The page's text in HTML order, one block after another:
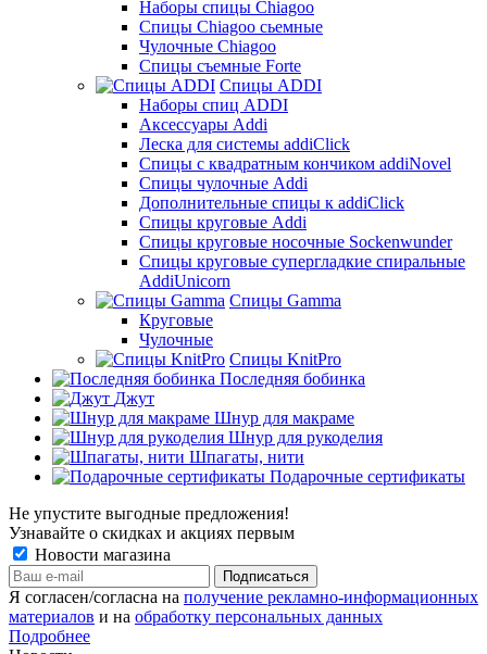
Наборы спицы Chiagoo
Спицы Chiagoo сьемные
Чулочные Chiagoo
Спицы съемные Forte
Спицы ADDI
Наборы спиц ADDI
Аксессуары Addi
Леска для системы addiClick
Спицы с квадратным кончиком addiNovel
Спицы чулочные Addi
Дополнительные спицы к addiClick
Спицы круговые Addi
Спицы круговые носочные Sockenwunder
Спицы круговые супергладкие спиральные
AddiUnicorn
Спицы Gamma
Круговые
Чулочные
Спицы KnitPro
Последняя бобинка
Джут
Шнур для макраме
Шнур для рукоделия
Шпагаты, нити
Подарочные сертификаты
Не упустите выгодные предложения!
Узнавайте о скидках и акциях первым
Новости магазина
Я согласен/согласна на получение рекламно-информационных
материалов и на обработку персональных данных
Подробнее